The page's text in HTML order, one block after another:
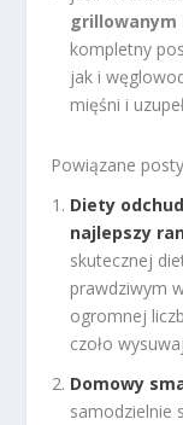
grillowanym
kompletny
jak i
mięśni i
Powiązane
Diety
najlepszy
skutecznej
prawdziwym
ogromnej
czoło
Domowy
samodzielnie